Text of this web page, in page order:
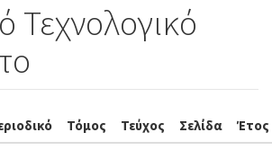
Τεχνολογικό
Τόμος Τεύχος Σελίδα Έτος